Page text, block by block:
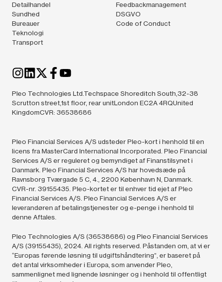
Detailhandel
Sundhed
Bureauer
Teknologi
Transport
Feedbackmanagement
DSGVO
Code of Conduct
Pleo Technologies Ltd.Techspace Shoreditch South,32-38
Scrutton street,1st floor, rear unitLondon EC2A 4RQUnited
KingdomCVR: 36538686
Pleo Financial Services A/S udsteder Pleo-kort i henhold til en
licens fra MasterCard International Incorporated. Pleo Financial
Services A/S er reguleret og bemyndiget af Finanstilsynet i
Danmark. Pleo Financial Services A/S har hovedsæde på
Ravnsborg Tværgade 5 C, 4., 2200 København N, Danmark.
CVR-nr. 39155435. Pleo-kortet er til enhver tid ejet af Pleo
Financial Services A/S. Pleo Financial Services A/S er
leverandøren af betalingstjenester og e-penge i henhold til
denne Aftales.
Pleo Technologies A/S (36538686) og Pleo Financial Services
A/S (39155435), 2024. All rights reserved. Påstanden om, at vi er
“Europas førende løsning til udgiftshåndtering”, er baseret på
det antal virksomheder i Europa, som anvender Pleo,
sammenlignet med lignende løsninger og i henhold til offentligt